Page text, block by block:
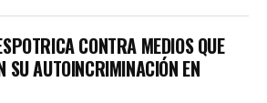
CONTRA MEDIOS QUE
SU AUTOINCRIMINACIÓN EN